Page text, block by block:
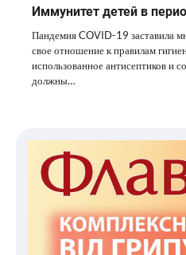
Иммунитет детей в
Пандемия COVID-19 заставила
свое отношение к правилам
использованное антисептиков и
должны…